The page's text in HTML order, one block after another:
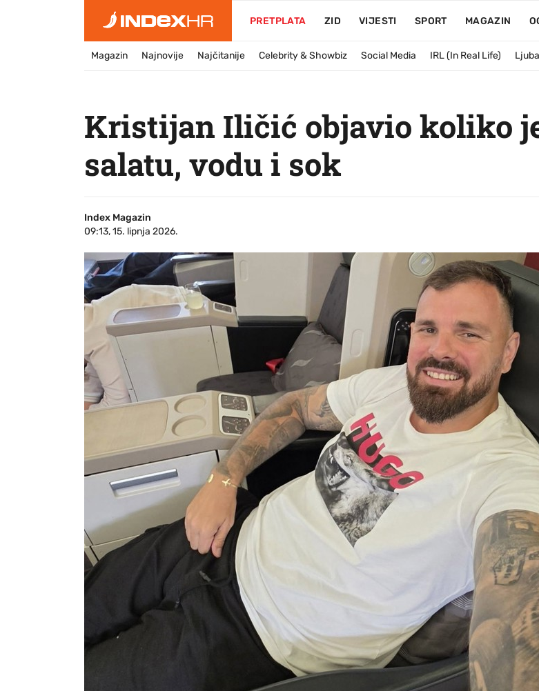
PRETPLATA ZID VIJESTI SPORT MAGAZIN
Magazin Najnovije Najčitanije Celebrity & Showbiz Social Media IRL (In Real Life)
Kristijan Iličić objavio koliko
salatu, vodu i sok
Index Magazin
09:13, 15. lipnja 2026.